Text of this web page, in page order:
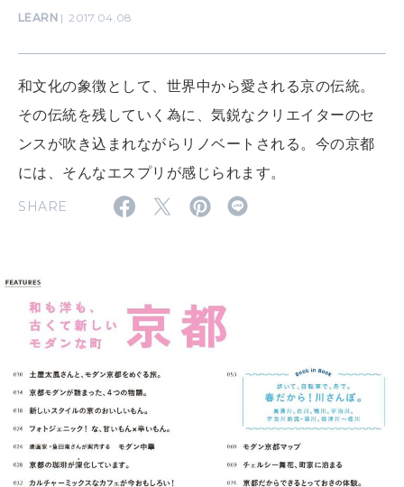
SUSTAINABLE
わたしができること
CULTURE
WORK&MONEY
いい人生って？
2026年9月号「北海道 おいしく遊ぶ、夏のご褒美旅。」
LEARN 2017.04.08
和文化の象徴として、世界中から愛される京の伝統。
その伝統を残していく為に、気鋭なクリエイターのセ
ンスが吹き込まれながらリノベートされる。今の京都
には、そんなエスプリが感じられます。
SHARE